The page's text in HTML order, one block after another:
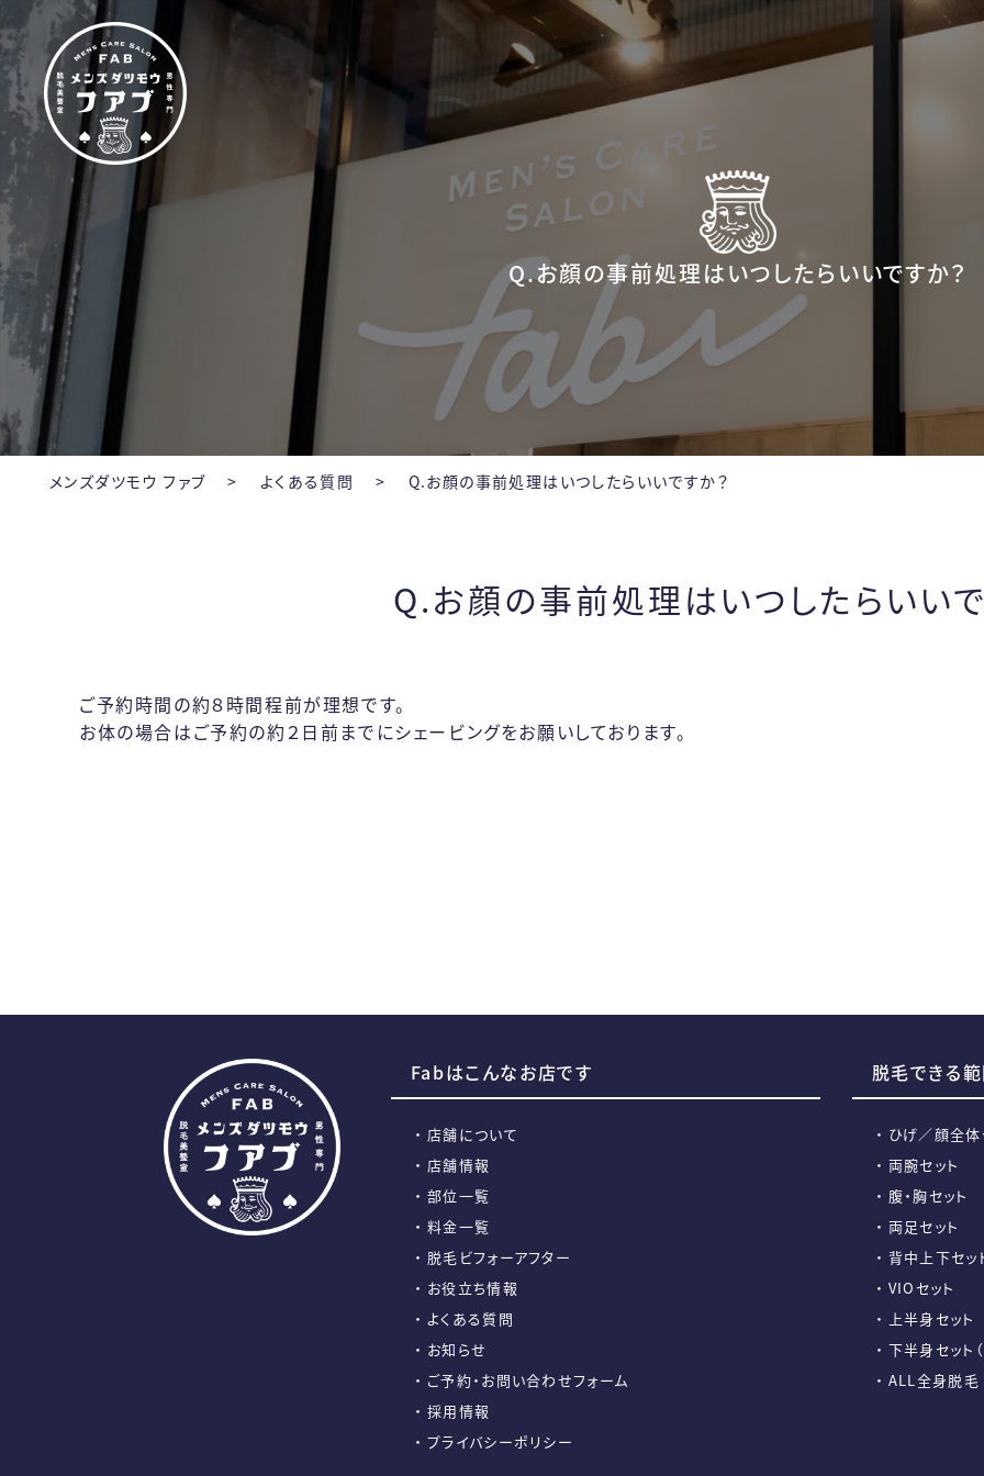
メンズ脱毛【Fab】
Q.お顔の事前処理はいつしたらいいですか？
メンズダツモウ ファブ > よくある質問 > Q.お顔の事前処理はいつしたらいいですか？
Q.お顔の事前処理はいつしたらいい
ご予約時間の約８時間程前が理想です。
お体の場合はご予約の約２日前までにシェービングをお願いしております。
Fabはこんなお店です
店舗について
店舗情報
部位一覧
料金一覧
脱毛ビフォーアフター
お役立ち情報
よくある質問
お知らせ
ご予約・お問い合わせフォーム
採用情報
プライバシーポリシー
脱毛できる
ひげ／顔全体
両腕セット
腹・胸セット
両足セット
背中上下セッ
VIOセット
上半身セット
下半身セット
ALL全身脱毛